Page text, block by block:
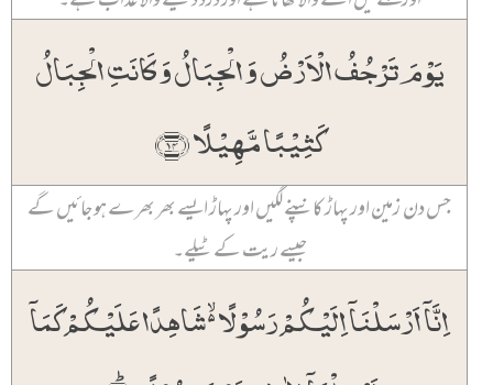
یَوۡمَ تَرۡجُفُ الۡاَرۡضُ وَ الۡجِبَالُ وَ کَانَتِ الۡجِبَالُ
کَثِیۡبًا مَّہِیۡلًا ﴿۱۴﴾
جس دن زمین اور پہاڑ کانپنے لگیں اور پہاڑ ایسے بھر بھرے ہو جائیں گے
جیسے ریت کے ٹیلے۔
اِنَّاۤ اَرۡسَلۡنَاۤ اِلَیۡکُمۡ رَسُوۡلًا ۬ۙ شَاہِدًا عَلَیۡکُمۡ کَمَاۤ